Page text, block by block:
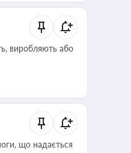
виробляють або
що надається